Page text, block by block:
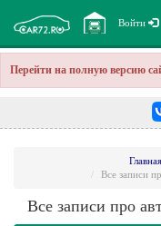
Перейти на полную версию
Войти
Все записи
Все записи про